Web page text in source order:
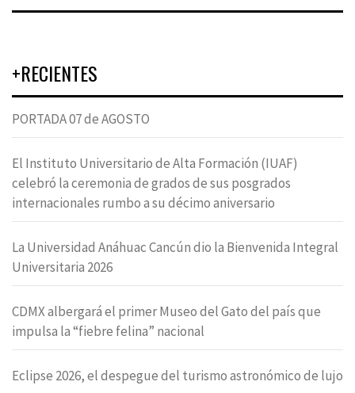
+RECIENTES
PORTADA 07 de AGOSTO
El Instituto Universitario de Alta Formación (IUAF)
celebró la ceremonia de grados de sus posgrados
internacionales rumbo a su décimo aniversario
La Universidad Anáhuac Cancún dio la Bienvenida Integral
Universitaria 2026
CDMX albergará el primer Museo del Gato del país que
impulsa la “fiebre felina” nacional
Eclipse 2026, el despegue del turismo astronómico de lujo